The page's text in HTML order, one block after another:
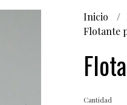
Inicio
Flotante
Cantidad